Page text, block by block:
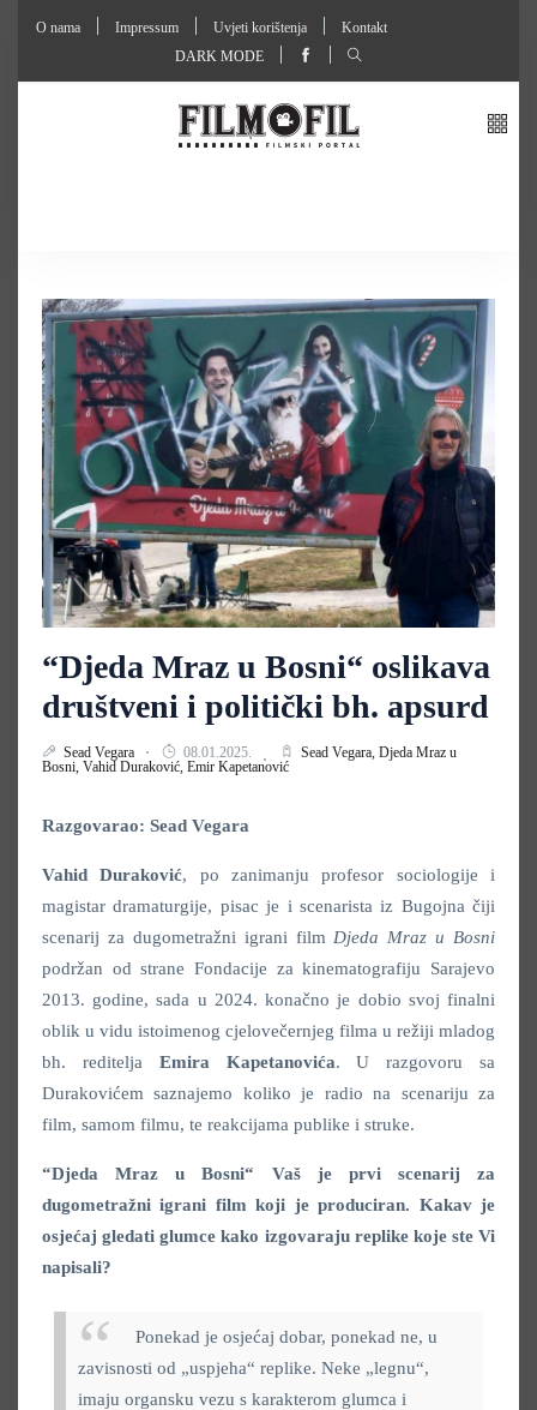
O nama Impressum Uvjeti korištenja
Kontakt
DARK MODE
“Djeda Mraz u Bosni“ oslikava
društveni i politički bh. apsurd
Sead Vegara 08.01.2025. Sead Vegara, Djeda Mraz u
Bosni, Vahid Duraković, Emir Kapetanović
Razgovarao: Sead Vegara
Vahid Duraković, po zanimanju profesor sociologije i
magistar dramaturgije, pisac je i scenarista iz Bugojna čiji
scenarij za dugometražni igrani film Djeda Mraz u Bosni
podržan od strane Fondacije za kinematografiju Sarajevo
2013. godine, sada u 2024. konačno je dobio svoj finalni
oblik u vidu istoimenog cjelovečernjeg filma u režiji mladog
bh. reditelja Emira Kapetanovića. U razgovoru sa
Durakovićem saznajemo koliko je radio na scenariju za
film, samom filmu, te reakcijama publike i struke.
“Djeda Mraz u Bosni“ Vaš je prvi scenarij za
dugometražni igrani film koji je produciran. Kakav je
osjećaj gledati glumce kako izgovaraju replike koje ste Vi
napisali?
Ponekad je osjećaj dobar, ponekad ne, u
zavisnosti od „uspjeha“ replike. Neke „legnu“,
imaju organsku vezu s karakterom glumca i